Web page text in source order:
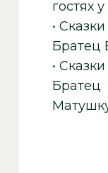
гостях
•
Братец
•